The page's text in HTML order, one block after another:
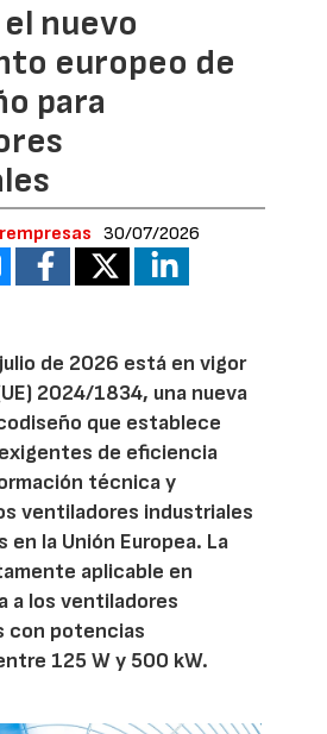
nuevo
europeo de
para
30/07/2026
de 2026 está en vigor
2024/1834, una nueva
que establece
de eficiencia
técnica y
ventiladores industriales
en la Unión Europea. La
aplicable en
a los ventiladores
con potencias
125 W y 500 kW.